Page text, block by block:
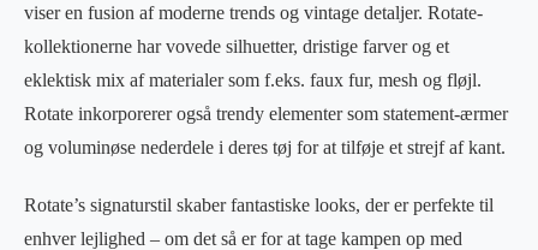
viser en fusion af moderne trends og vintage detaljer. Rotate-
kollektionerne har vovede silhuetter, dristige farver og et
eklektisk mix af materialer som f.eks. faux fur, mesh og fløjl.
Rotate inkorporerer også trendy elementer som statement-ærmer
og voluminøse nederdele i deres tøj for at tilføje et strejf af kant.
Rotate’s signaturstil skaber fantastiske looks, der er perfekte til
enhver lejlighed – om det så er for at tage kampen op med